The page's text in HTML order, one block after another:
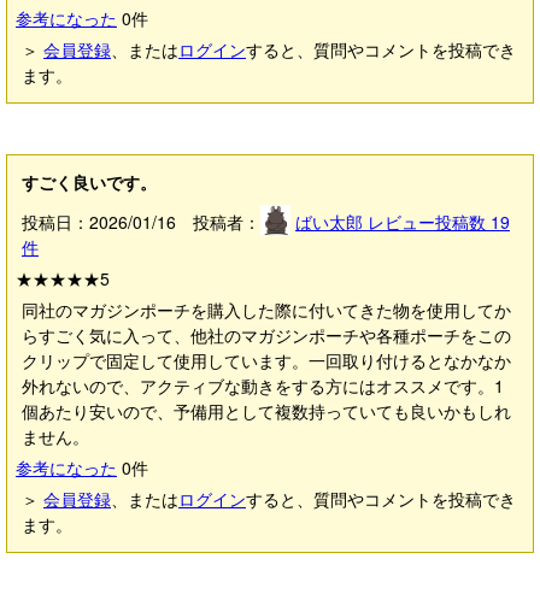
参考になった 0件
＞ 会員登録、またはログインすると、質問やコメントを投稿でき
ます。
すごく良いです。
投稿日：2026/01/16 投稿者：
ばい太郎 レビュー投稿数 19
件
★★★★★5
同社のマガジンポーチを購入した際に付いてきた物を使用してか
らすごく気に入って、他社のマガジンポーチや各種ポーチをこの
クリップで固定して使用しています。一回取り付けるとなかなか
外れないので、アクティブな動きをする方にはオススメです。1
個あたり安いので、予備用として複数持っていても良いかもしれ
ません。
参考になった 0件
＞ 会員登録、またはログインすると、質問やコメントを投稿でき
ます。